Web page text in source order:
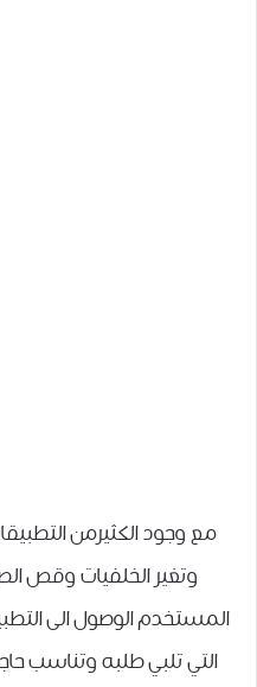
مع وجود الكثيرﻣﻦ
ﻭﺗﻐﻴﺮ ﺍﻟﺨﻠﻔﻴﺎﺕ ﻭﻗﺺ
المستخدم الوصول الى
التي تلبي طلبه وتناسب